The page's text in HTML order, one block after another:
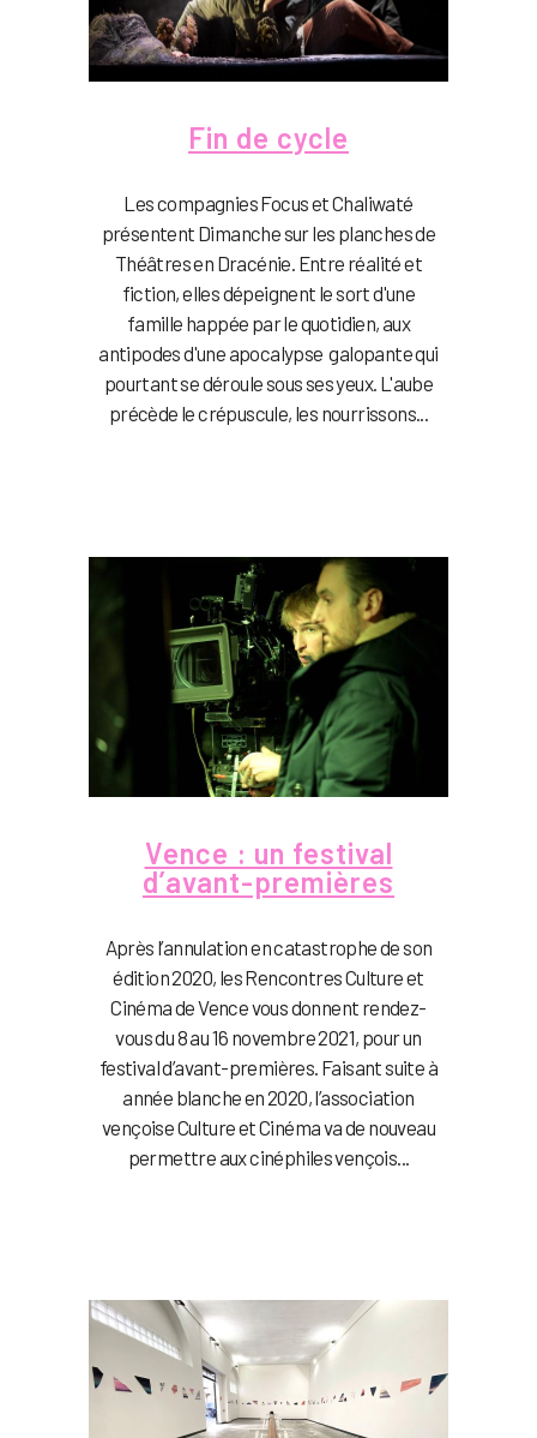
Fin de cycle
Les compagnies Focus et Chaliwaté
présentent Dimanche sur les planches de
Théâtres en Dracénie. Entre réalité et
fiction, elles dépeignent le sort d'une
famille happée par le quotidien, aux
antipodes d'une apocalypse galopante qui
pourtant se déroule sous ses yeux. L'aube
précède le crépuscule, les nourrissons...
Vence : un festival
d’avant-premières
Après l’annulation en catastrophe de son
édition 2020, les Rencontres Culture et
Cinéma de Vence vous donnent rendez-
vous du 8 au 16 novembre 2021, pour un
festival d’avant-premières. Faisant suite à
année blanche en 2020, l’association
vençoise Culture et Cinéma va de nouveau
permettre aux cinéphiles vençois...